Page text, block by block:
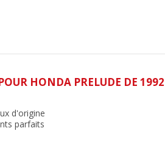
HONDA PRELUDE DE
d'origine
parfaits